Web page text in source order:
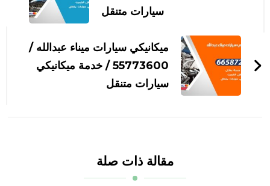
سيارات متنقل
ميكانيكي سيارات ميناء عبدالله /
55773600‬ / خدمة ميكانيكي
سيارات متنقل
مقالة ذات صلة